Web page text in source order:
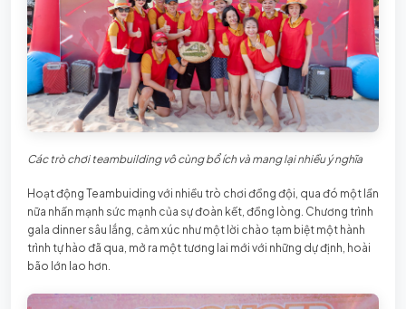
Các trò chơi teambuilding vô cùng bổ ích và mang lại nhiều ý nghĩa
Hoạt động Teambuiding với nhiều trò chơi đồng đội, qua đó một lần
nữa nhấn mạnh sức mạnh của sự đoàn kết, đồng lòng. Chương trình
gala dinner sâu lắng, cảm xúc như một lời chào tạm biệt một hành
trình tự hào đã qua, mở ra một tương lai mới với những dự định, hoài
bão lớn lao hơn.